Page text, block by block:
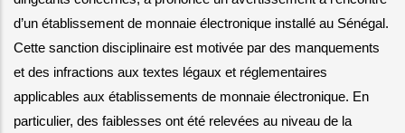
d’un établissement de monnaie électronique installé au Sénégal.
Cette sanction disciplinaire est motivée par des manquements
et des infractions aux textes légaux et réglementaires
applicables aux établissements de monnaie électronique. En
particulier, des faiblesses ont été relevées au niveau de la